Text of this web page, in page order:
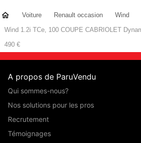
Voiture Renault occasion
Wind
Wind 1.2i TCe, 100 COUPE CABRIOLET
490 €
A propos de ParuVendu
Qui sommes-nous?
Nos solutions pour les pros
Recrutement
Témoignages